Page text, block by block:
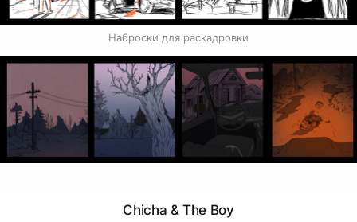
Наброски для раскадровки
Chicha & The Boy